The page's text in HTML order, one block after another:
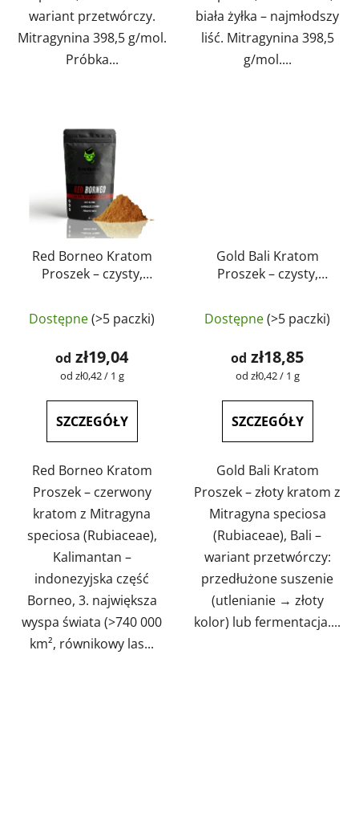
wariant przetwórczy.
Mitragynina 398,5 g/mol.
Próbka...
biała żyłka – najmłodszy
liść. Mitragynina 398,5
g/mol....
Red Borneo Kratom
Proszek – czysty,
GreenGuru
ocena
produktu
wynosi
na
Dostępne(>5 paczki)
od zł19,04
Cena
od zł0,42 / 1 g
SZCZEGÓŁY
Red Borneo Kratom
Proszek – czerwony
kratom z Mitragyna
speciosa (Rubiaceae),
Kalimantan –
indonezyjska część
Borneo, 3. największa
wyspa świata (>740 000
km², równikowy las...
Gold Bali Kratom
Proszek – czysty,
GreenGuru
ocena
produktu
wynosi
na
Dostępne(>5 paczki)
od zł18,85
Cena
od zł0,42 / 1 g
SZCZEGÓŁY
Gold Bali Kratom
Proszek – złoty kratom z
Mitragyna speciosa
(Rubiaceae), Bali –
wariant przetwórczy:
przedłużone suszenie
(utlenianie → złoty
kolor) lub fermentacja....